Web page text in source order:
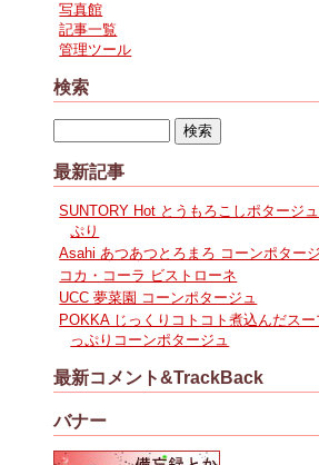
写真館
記事一覧
管理ツール
検索
最新記事
SUNTORY Hot とうもろこしポタージ
ぷり
Asahi あつあつとろまろ コーンポター
コカ・コーラ ビストローネ
UCC 夢菜園 コーンポタージュ
POKKA じっくりコトコト煮込んだス
っぷりコーンポタージュ
最新コメント&TrackBack
バナー